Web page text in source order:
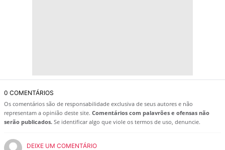
0 COMENTÁRIOS
Os comentários são de responsabilidade exclusiva de seus autores e não
representam a opinião deste site. Comentários com palavrões e ofensas não
serão publicados. Se identificar algo que viole os termos de uso, denuncie.
DEIXE UM COMENTÁRIO